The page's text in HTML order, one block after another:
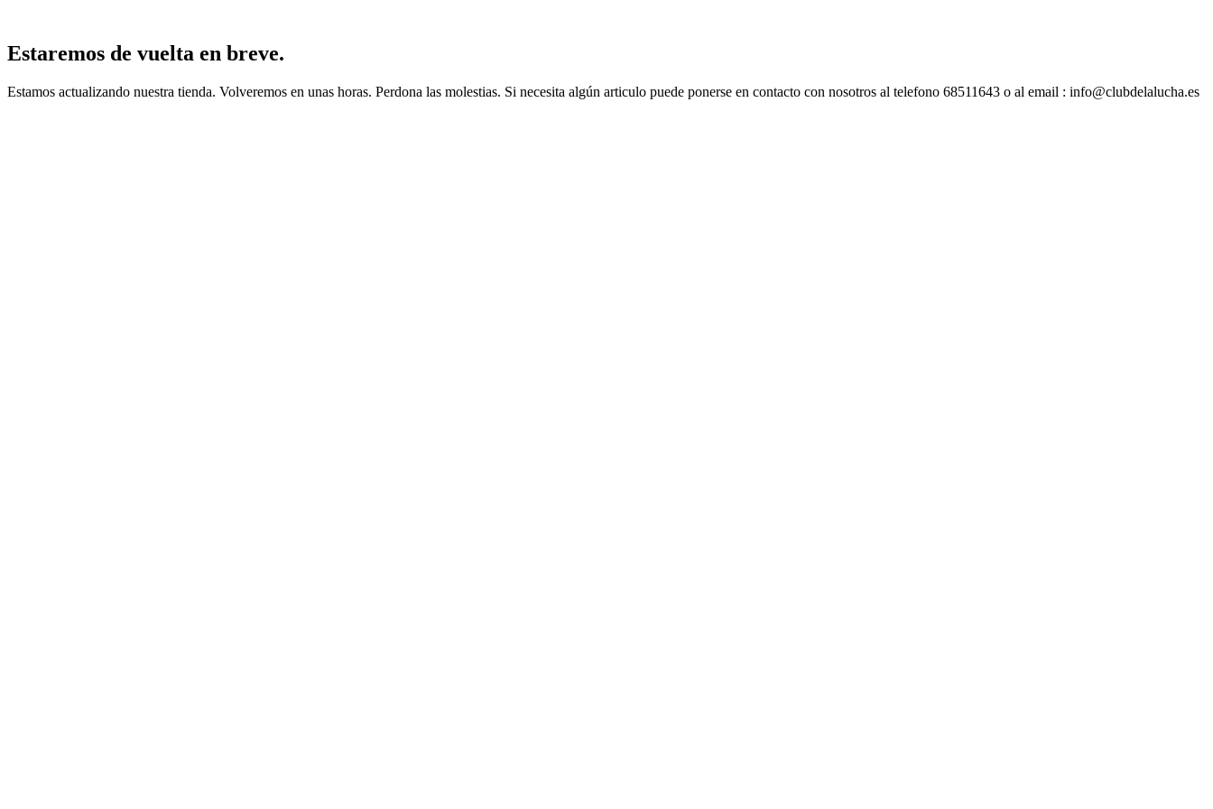
Estaremos de vuelta en breve.
Estamos actualizando nuestra tienda. Volveremos en unas horas. Perdona las molestias. Si necesita algún articulo puede ponerse en contacto con nosotros al telefono 68511643 o al email : info@clubdelalucha.es